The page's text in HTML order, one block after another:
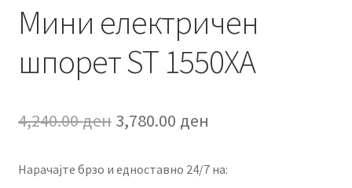
Мини електричен
шпорет ST 1550XA
4,240.00ден Original
was:
3,780.00 ден
is:
Нарачајте брзо и едноставно 24/7 на: